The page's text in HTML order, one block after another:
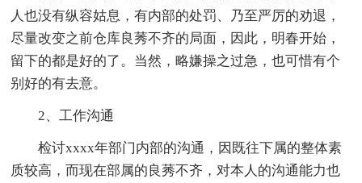
人也没有纵容姑息，有内部的处罚、乃至严厉的劝退，
尽量改变之前仓库良莠不齐的局面，因此，明春开始，
留下的都是好的了。当然，略嫌操之过急，也可惜有个
别好的有去意。
2、工作沟通
检讨xxxx年部门内部的沟通，因既往下属的整体素
质较高，而现在部属的良莠不齐，对本人的沟通能力也